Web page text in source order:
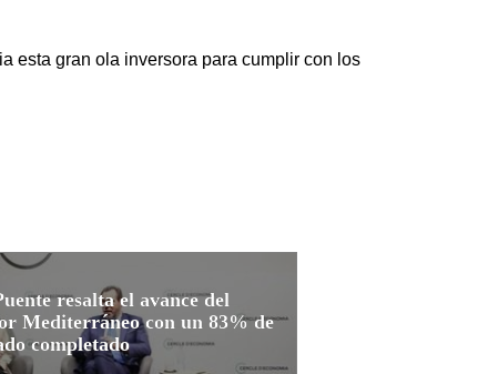
esta gran ola inversora para cumplir con los
resalta el avance del
Mediterráneo con un 83% de
completado